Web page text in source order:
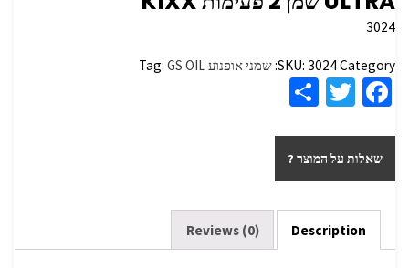
3024
SKU: 3024Category: שמני אופנוע Tag: GS OIL
Fa
b
o
o
k
T
tt
er
ar
e
שאלות על המוצר ?
Description
Reviews (0)